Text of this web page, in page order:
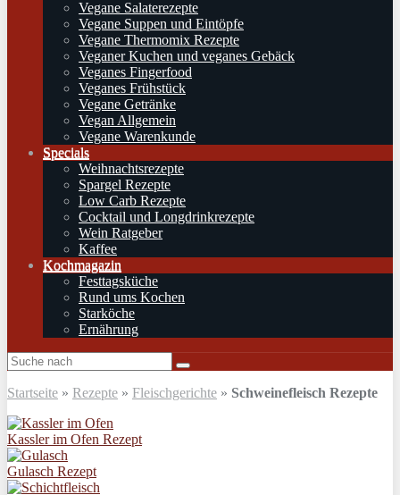
Vegane Salaterezepte
Vegane Suppen und Eintöpfe
Vegane Thermomix Rezepte
Veganer Kuchen und veganes Gebäck
Veganes Fingerfood
Veganes Frühstück
Vegane Getränke
Vegan Allgemein
Vegane Warenkunde
Specials
Weihnachtsrezepte
Spargel Rezepte
Low Carb Rezepte
Cocktail und Longdrinkrezepte
Wein Ratgeber
Kaffee
Kochmagazin
Festtagsküche
Rund ums Kochen
Starköche
Ernährung
Startseite » Rezepte » Fleischgerichte » Schweinefleisch Rezepte
Kassler im Ofen Rezept
Gulasch Rezept